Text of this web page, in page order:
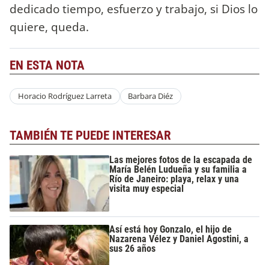
dedicado tiempo, esfuerzo y trabajo, si Dios lo
quiere, queda.
EN ESTA NOTA
Horacio Rodríguez Larreta Barbara Diéz
TAMBIÉN TE PUEDE INTERESAR
Las mejores fotos de la escapada de
María Belén Ludueña y su familia a
Río de Janeiro: playa, relax y una
visita muy especial
Así está hoy Gonzalo, el hijo de
Nazarena Vélez y Daniel Agostini, a
sus 26 años